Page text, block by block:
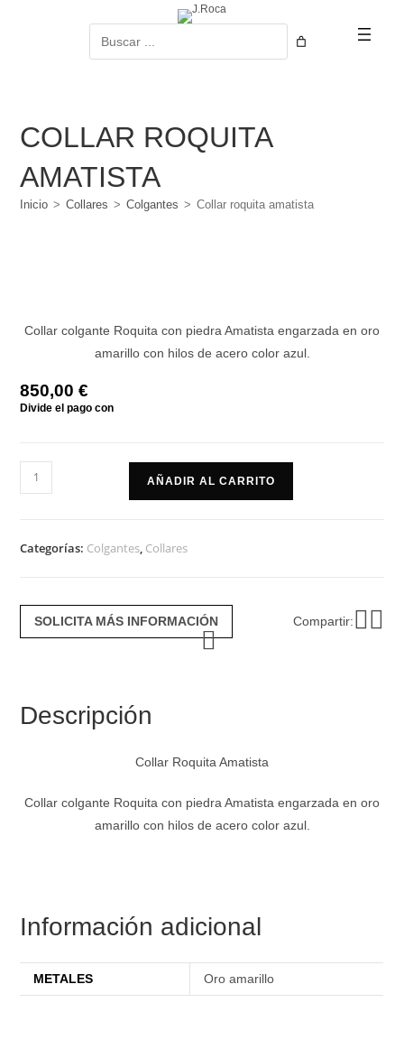
COLLAR ROQUITA
AMATISTA
Inicio > Collares > Colgantes > Collar roquita amatista
Collar colgante Roquita con piedra Amatista engarzada en oro
amarillo con hilos de acero color azul.
850,00€
Collar
roquita
AÑADIR AL CARRITO
Categorías: Colgantes Collares
SOLICITA MÁS INFORMACIÓN Compartir:
Descripción
Collar Roquita Amatista
Collar colgante Roquita con piedra Amatista engarzada en oro
amarillo con hilos de acero color azul.
Información adicional
METALES Oro amarillo